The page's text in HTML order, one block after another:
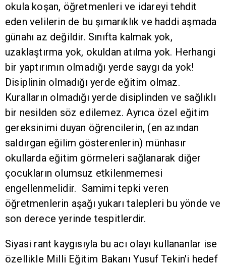
okula koşan, öğretmenleri ve idareyi tehdit
eden velilerin de bu şımarıklık ve haddi aşmada
günahı az değildir. Sınıfta kalmak yok,
uzaklaştırma yok, okuldan atılma yok. Herhangi
bir yaptırımın olmadığı yerde saygı da yok!
Disiplinin olmadığı yerde eğitim olmaz.
Kuralların olmadığı yerde disiplinden ve sağlıklı
bir nesilden söz edilemez. Ayrıca özel eğitim
gereksinimi duyan öğrencilerin, (en azından
saldırgan eğilim gösterenlerin) münhasır
okullarda eğitim görmeleri sağlanarak diğer
çocukların olumsuz etkilenmemesi
engellenmelidir. Samimi tepki veren
öğretmenlerin aşağı yukarı talepleri bu yönde ve
son derece yerinde tespitlerdir.
Siyasi rant kaygısıyla bu acı olayı kullananlar ise
özellikle Milli Eğitim Bakanı Yusuf Tekin'i hedef